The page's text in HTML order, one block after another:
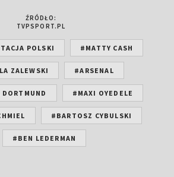
ŹRÓDŁO:
TVPSPORT.PL
POLSKI #MATTY CASH
ZALEWSKI #ARSENAL
#MAXI OYEDELE
#BARTOSZ CYBULSKI
#BEN LEDERMAN